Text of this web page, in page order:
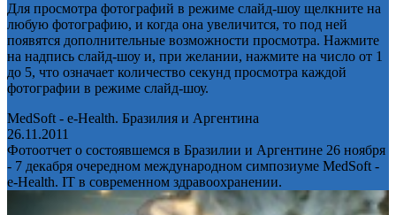
Для просмотра фотографий в режиме слайд-шоу щелкните на
любую фотографию, и когда она увеличится, то под ней
появятся дополнительные возможности просмотра. Нажмите
на надпись слайд-шоу и, при желании, нажмите на число от 1
до 5, что означает количество секунд просмотра каждой
фотографии в режиме слайд-шоу.
MedSoft - e-Health. Бразилия и Аргентина
26.11.2011
Фотоотчет о состоявшемся в Бразилии и Аргентине 26 ноября
- 7 декабря очередном международном симпозиуме MedSoft -
e-Health. IT в современном здравоохранении.